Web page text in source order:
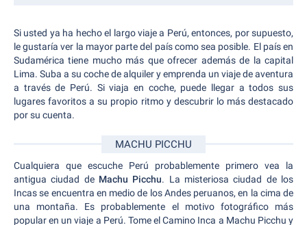
Si usted ya ha hecho el largo viaje a Perú, entonces, por supuesto,
le gustaría ver la mayor parte del país como sea posible. El país en
Sudamérica tiene mucho más que ofrecer además de la capital
Lima. Suba a su coche de alquiler y emprenda un viaje de aventura
a través de Perú. Si viaja en coche, puede llegar a todos sus
lugares favoritos a su propio ritmo y descubrir lo más destacado
por su cuenta.
MACHU PICCHU
Cualquiera que escuche Perú probablemente primero vea la
antigua ciudad de Machu Picchu. La misteriosa ciudad de los
Incas se encuentra en medio de los Andes peruanos, en la cima de
una montaña. Es probablemente el motivo fotográfico más
popular en un viaje a Perú. Tome el Camino Inca a Machu Picchu y